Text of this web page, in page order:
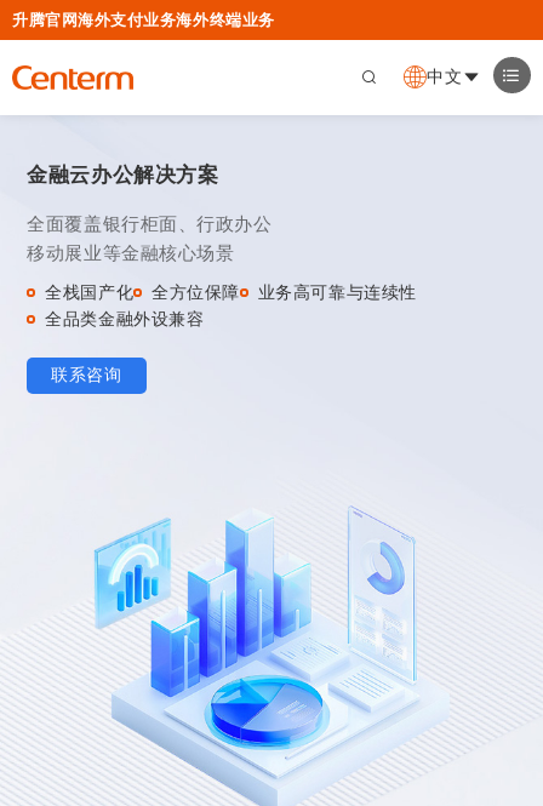
升腾官网海外支付业务海外终端业务
中文
金融云办公解决方案
全面覆盖银行柜面、行政办公
移动展业等金融核心场景
全栈国产化 全方位保障
业务高可靠与连续性
全品类金融外设兼容
联系咨询